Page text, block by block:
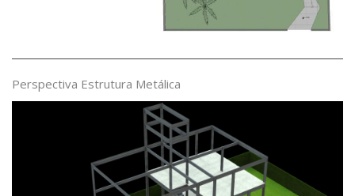
Perspectiva Estrutura Metálica